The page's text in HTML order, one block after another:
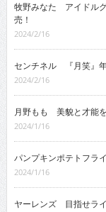
牧野みなた アイドル
売！
2024/2/16
センチネル 『月笑』
2024/2/16
月野もも 美貌と才能を
2024/1/16
パンプキンポテトフラ
2024/1/16
ヤーレンズ 目指せラ